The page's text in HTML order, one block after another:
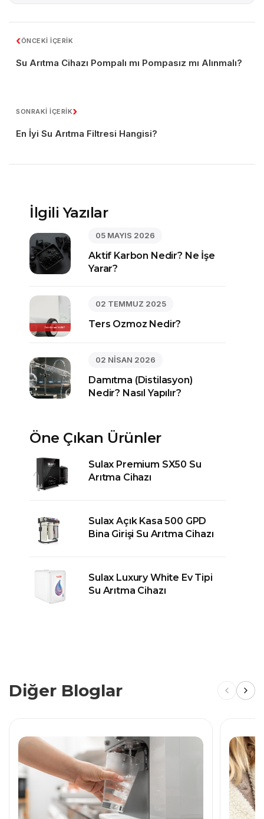
‹ÖNCEKİ İÇERİK
Su Arıtma Cihazı Pompalı mı Pompasız mı Alınmalı?
SONRAKİ İÇERİK›
En İyi Su Arıtma Filtresi Hangisi?
İlgili Yazılar
05 MAYIS 2026
Aktif Karbon Nedir? Ne İşe
Yarar?
02 TEMMUZ 2025
Ters Ozmoz Nedir?
02 NİSAN 2026
Damıtma (Distilasyon)
Nedir? Nasıl Yapılır?
Öne Çıkan Ürünler
Sulax Premium SX50 Su
Arıtma Cihazı
Sulax Açık Kasa 500 GPD
Bina Girişi Su Arıtma Cihazı
Sulax Luxury White Ev Tipi
Su Arıtma Cihazı
Diğer Bloglar